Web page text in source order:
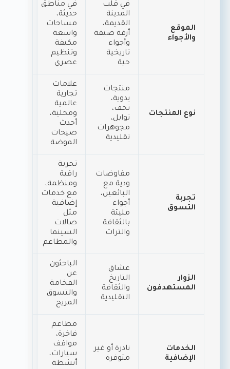
الموقع
والأجواء
في قلب
المدينة
القديمة،
أزقة ضيقة
وأجواء
تاريخية
حية
في مناطق
حديثة،
مساحات
واسعة
مكيفة
وتنظيم
عصري
نوع المنتجات
منتجات
يدوية،
تحف،
توابل،
مجوهرات
تقليدية
علامات
تجارية
عالمية
ومحلية،
أحدث
صيحات
الموضة
تجربة
التسوق
مفاوضات
ودية مع
البائعين،
أجواء
مليئة
بالثقافة
والتراث
تجربة
راقية
ومنظمة،
مع خدمات
إضافية
مثل
صالات
السينما
والمطاعم
الزوار
المستهدفون
عشاق
التاريخ
والثقافة
التقليدية
الباحثون
عن
الفخامة
والتسوق
المريح
الخدمات
الإضافية
نادرة أو غير
متوفرة
مطاعم
فاخرة،
مواقف
سيارات،
أنشطة